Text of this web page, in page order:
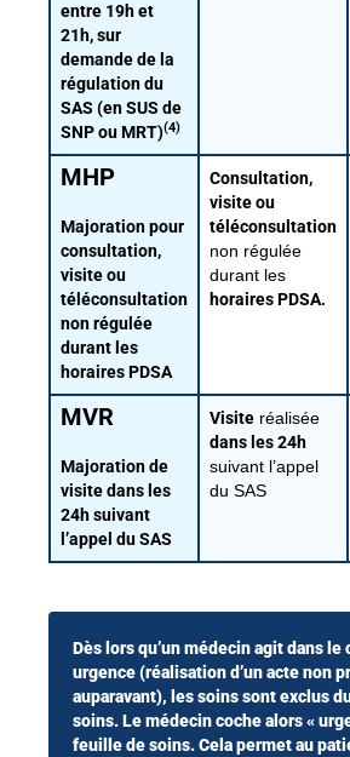
entre 19h et
21h, sur
demande de la
régulation du
SAS (en SUS de
SNP ou MRT)(4)
MHP
Majoration pour
consultation,
visite ou
téléconsultation
non régulée
durant les
horaires PDSA
Consultation,
visite ou
téléconsultation
non régulée
durant les
horaires PDSA.
MVR
Majoration de
visite dans les
24h suivant
l’appel du SAS
Visite réalisée
dans les 24h
suivant l’appel
du SAS
Dès lors qu’un médecin agit dans le
urgence (réalisation d’un acte non
auparavant), les soins sont exclus
soins. Le médecin coche alors «
feuille de soins. Cela permet au